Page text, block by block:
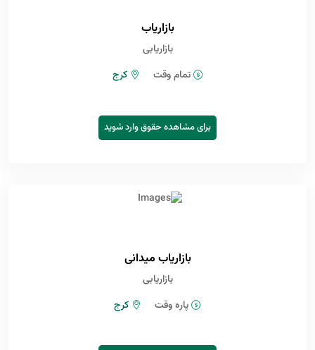
بازاریاب
بازاریابی
تمام وقت
کرج
برای مشاهده حقوق وارد شوید
بازاریاب میدانی
بازاریابی
پاره وقت
کرج